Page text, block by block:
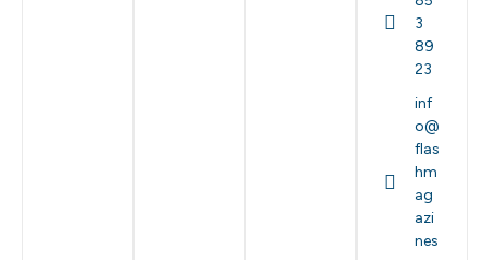
3
89
23
inf
o@
flas
hm
ag
azi
nes